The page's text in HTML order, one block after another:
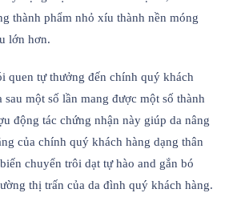
thành phẩm nhỏ xíu thành nền móng
lớn hơn.
quen tự thưởng đến chính quý khách
sau một số lần mang được một số thành
động tác chứng nhận này giúp da nâng
của chính quý khách hàng dạng thân
chuyển trôi dạt tự hào and gắn bó
thị trấn của da đình quý khách hàng.